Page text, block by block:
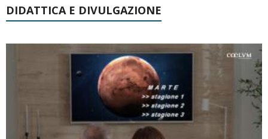
DIDATTICA E DIVULGAZIONE